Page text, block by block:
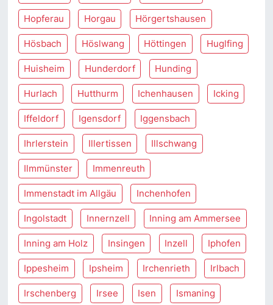
Hopferau Horgau Hörgertshausen
Hösbach Höslwang Höttingen Huglfing
Huisheim Hunderdorf Hunding
Hurlach Hutthurm Ichenhausen Icking
Iffeldorf Igensdorf Iggensbach
Ihrlerstein Illertissen Illschwang
Ilmmünster Immenreuth
Immenstadt im Allgäu Inchenhofen
Ingolstadt Innernzell Inning am Ammersee
Inning am Holz Insingen Inzell Iphofen
Ippesheim Ipsheim Irchenrieth Irlbach
Irschenberg Irsee Isen Ismaning